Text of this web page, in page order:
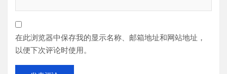
在此浏览器中保存我的显示名称、邮箱地址和网站地址，
以便下次评论时使用。